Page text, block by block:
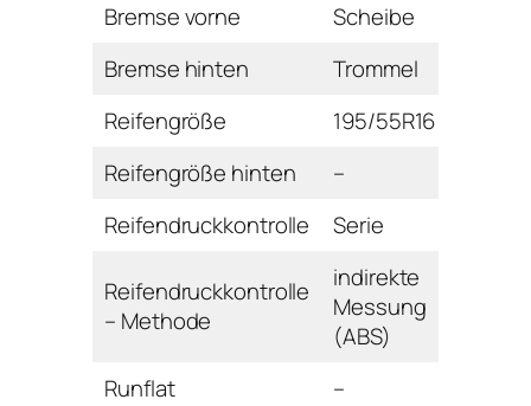
Bremse vorne
Scheibe
Bremse hinten
Trommel
Reifengröße
195/55R16
Reifengröße hinten
–
Reifendruckkontrolle
Serie
Reifendruckkontrolle
– Methode
indirekte
Messung
(ABS)
Runflat
–